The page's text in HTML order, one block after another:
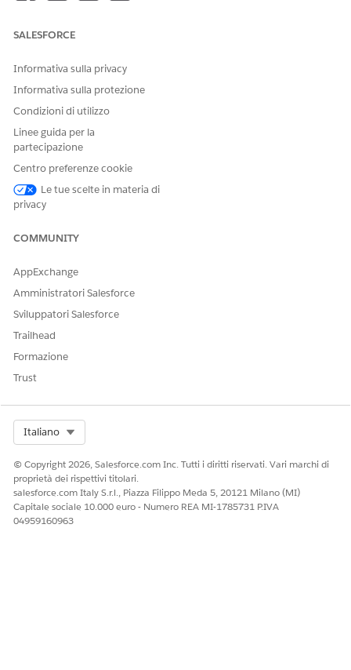
Facci sapere, così possiamo migliorare!
SALESFORCE
Informativa sulla privacy
Informativa sulla protezione
Condizioni di utilizzo
Linee guida per la
partecipazione
Centro preferenze cookie
Le tue scelte in materia di
privacy
COMMUNITY
AppExchange
Amministratori Salesforce
Sviluppatori Salesforce
Trailhead
Formazione
Trust
Italiano
© Copyright 2026, Salesforce.com Inc. Tutti i diritti riservati. Vari marchi di
proprietà dei rispettivi titolari.
salesforce.com Italy S.r.l., Piazza Filippo Meda 5, 20121 Milano (MI)
Capitale sociale 10.000 euro - Numero REA MI-1785731 P.IVA
04959160963